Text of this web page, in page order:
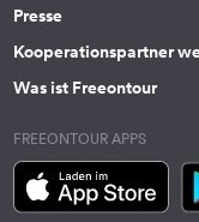
Presse
Kooperationspartner
Was ist Freeontour
FREEONTOUR APPS